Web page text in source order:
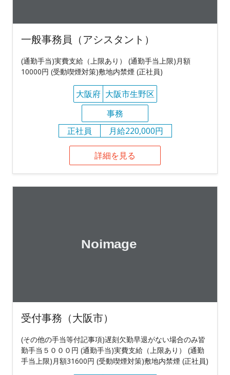
一般事務員（アシスタント）
(通勤手当)実費支給（上限あり） (通勤手当上限)月額
10000円 (受動喫煙対策)敷地内禁煙 (正社員)
大阪府 大阪市生野区
事務
正社員
月給220,000円
詳細を見る
受付事務（大阪市）
(その他の手当等付記事項)遅刻欠勤早退がない場合のみ皆
勤手当５０００円 (通勤手当)実費支給（上限あり） (通勤
手当上限)月額31600円 (受動喫煙対策)敷地内禁煙 (正社員)